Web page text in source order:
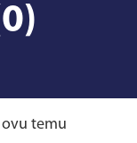
ovu temu